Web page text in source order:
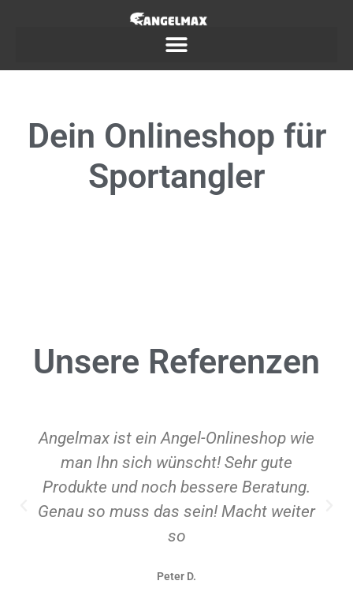
Dein Onlineshop für
Sportangler
Unsere Referenzen
Angelmax ist ein Angel-Onlineshop wie
man Ihn sich wünscht! Sehr gute
Produkte und noch bessere Beratung.
Genau so muss das sein! Macht weiter
so
Peter D.